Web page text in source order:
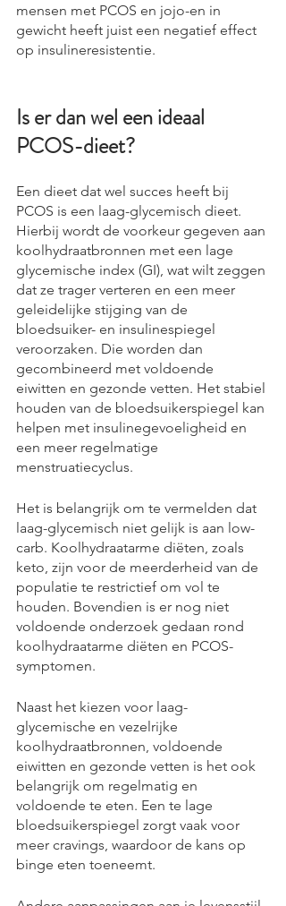
mensen met PCOS en jojo-en in
gewicht heeft juist een negatief effect
op insulineresistentie.
Is er dan wel een ideaal
PCOS-dieet?
Een dieet dat wel succes heeft bij
PCOS is een laag-glycemisch dieet.
Hierbij wordt de voorkeur gegeven aan
koolhydraatbronnen met een lage
glycemische index (GI), wat wilt zeggen
dat ze trager verteren en een meer
geleidelijke stijging van de
bloedsuiker- en insulinespiegel
veroorzaken. Die worden dan
gecombineerd met voldoende
eiwitten en gezonde vetten. Het stabiel
houden van de bloedsuikerspiegel kan
helpen met insulinegevoeligheid en
een meer regelmatige
menstruatiecyclus.
Het is belangrijk om te vermelden dat
laag-glycemisch niet gelijk is aan low-
carb. Koolhydraatarme diëten, zoals
keto, zijn voor de meerderheid van de
populatie te restrictief om vol te
houden. Bovendien is er nog niet
voldoende onderzoek gedaan rond
koolhydraatarme diëten en PCOS-
symptomen.
Naast het kiezen voor laag-
glycemische en vezelrijke
koolhydraatbronnen, voldoende
eiwitten en gezonde vetten is het ook
belangrijk om regelmatig en
voldoende te eten. Een te lage
bloedsuikerspiegel zorgt vaak voor
meer cravings, waardoor de kans op
binge eten toeneemt.